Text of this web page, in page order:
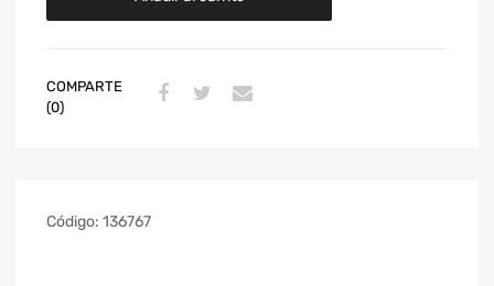
COMPARTE
(0)
Código: 136767